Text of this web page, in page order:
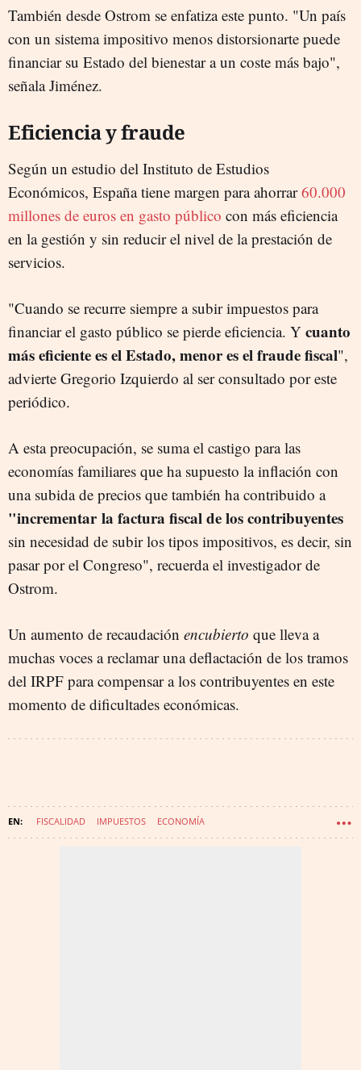
También desde Ostrom se enfatiza este punto. "Un país
con un sistema impositivo menos distorsionarte puede
financiar su Estado del bienestar a un coste más bajo",
señala Jiménez.
Eficiencia y fraude
Según un estudio del Instituto de Estudios
Económicos, España tiene margen para ahorrar60.000
millones de euros en gasto público con más eficiencia
en la gestión y sin reducir el nivel de la prestación de
servicios.
"Cuando se recurre siempre a subir impuestos para
financiar el gasto público se pierde eficiencia. Y cuanto
más eficiente es el Estado, menor es el fraude fiscal",
advierte Gregorio Izquierdo al ser consultado por este
periódico.
A esta preocupación, se suma el castigo para las
economías familiares que ha supuesto la inflación con
una subida de precios que también ha contribuido a
"incrementar la factura fiscal de los contribuyentes
sin necesidad de subir los tipos impositivos, es decir, sin
pasar por el Congreso", recuerda el investigador de
Ostrom.
Un aumento de recaudación encubierto que lleva a
muchas voces a reclamar una deflactación de los tramos
del IRPF para compensar a los contribuyentes en este
momento de dificultades económicas.
FISCALIDAD IMPUESTOS ECONOMÍA